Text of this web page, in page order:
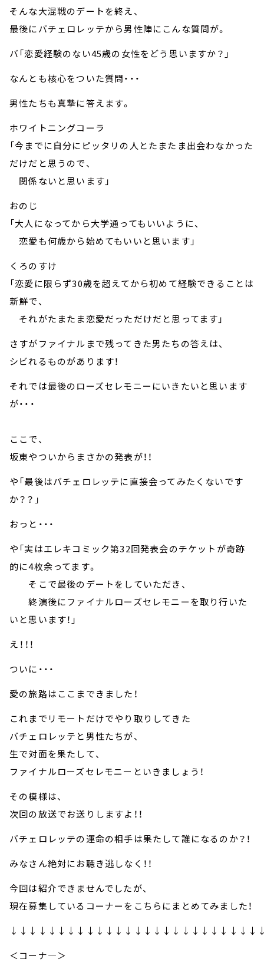
そんな大混戦のデートを終え、
最後にバチェロレッテから男性陣にこんな質問が。
バ「恋愛経験のない45歳の女性をどう思いますか？」
なんとも核心をついた質問・・・
男性たちも真摯に答えます。
ホワイトニングコーラ
「今までに自分にピッタリの人とたまたま出会わなかった
だけだと思うので、
関係ないと思います」
おのじ
「大人になってから大学通ってもいいように、
恋愛も何歳から始めてもいいと思います」
くろのすけ
「恋愛に限らず30歳を超えてから初めて経験できることは
新鮮で、
それがたまたま恋愛だっただけだと思ってます」
さすがファイナルまで残ってきた男たちの答えは、
シビれるものがあります！
それでは最後のローズセレモニーにいきたいと思います
が・・・
ここで、
坂東やついからまさかの発表が！！
や「最後はバチェロレッテに直接会ってみたくないです
か？？」
おっと・・・
や「実はエレキコミック第32回発表会のチケットが奇跡
的に4枚余ってます。
そこで最後のデートをしていただき、
終演後にファイナルローズセレモニーを取り行いた
いと思います！」
え―――！！！
ついに・・・
愛の旅路はここまできました！
これまでリモートだけでやり取りしてきた
バチェロレッテと男性たちが、
生で対面を果たして、
ファイナルローズセレモニーといきましょう！
その模様は、
次回の放送でお送りしますよ！！
バチェロレッテの運命の相手は果たして誰になるのか？！
みなさん絶対にお聴き逃しなく！！
今回は紹介できませんでしたが、
現在募集しているコーナーをこちらにまとめてみました！
＜コーナ―＞